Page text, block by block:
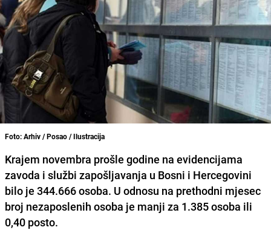
Foto: Arhiv / Posao / Ilustracija
Krajem novembra prošle godine na evidencijama
zavoda i službi zapošljavanja u Bosni i Hercegovini
bilo je 344.666 osoba. U odnosu na prethodni mjesec
broj nezaposlenih osoba je manji za 1.385 osoba ili
0,40 posto.